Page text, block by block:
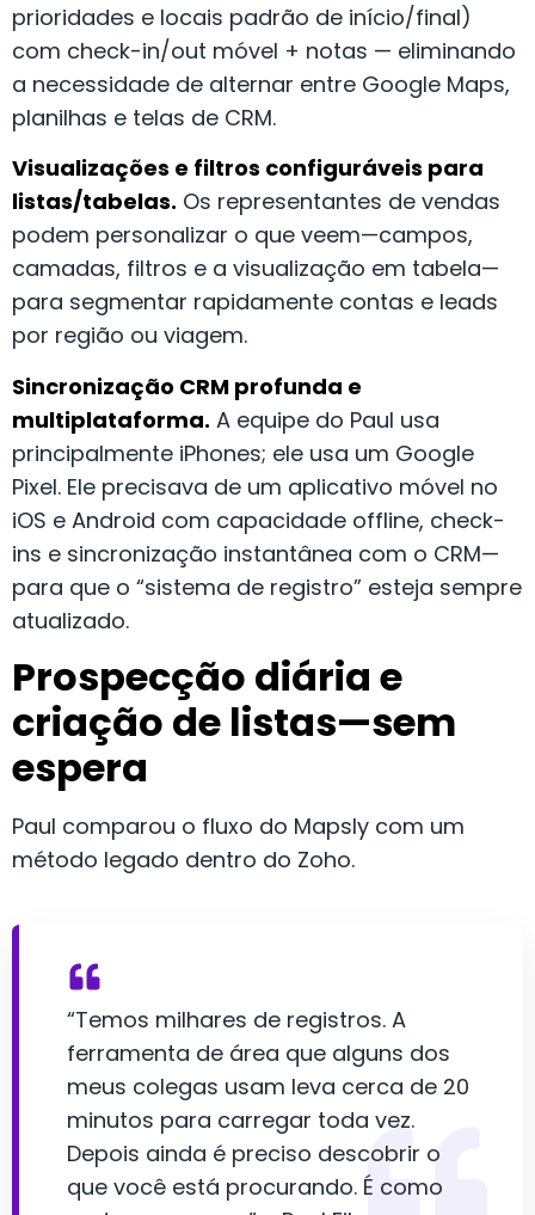
prioridades e locais padrão de início/final)
com check-in/out móvel + notas — eliminando
a necessidade de alternar entre Google Maps,
planilhas e telas de CRM.
Visualizações e filtros configuráveis para
listas/tabelas. Os representantes de vendas
podem personalizar o que veem—campos,
camadas, filtros e a visualização em tabela—
para segmentar rapidamente contas e leads
por região ou viagem.
Sincronização CRM profunda e
multiplataforma. A equipe do Paul usa
principalmente iPhones; ele usa um Google
Pixel. Ele precisava de um aplicativo móvel no
iOS e Android com capacidade offline, check-
ins e sincronização instantânea com o CRM—
para que o “sistema de registro” esteja sempre
atualizado.
Prospecção diária e
criação de listas—sem
espera
Paul comparou o fluxo do Mapsly com um
método legado dentro do Zoho.
“Temos milhares de registros. A
ferramenta de área que alguns dos
meus colegas usam leva cerca de 20
minutos para carregar toda vez.
Depois ainda é preciso descobrir o
que você está procurando. É como